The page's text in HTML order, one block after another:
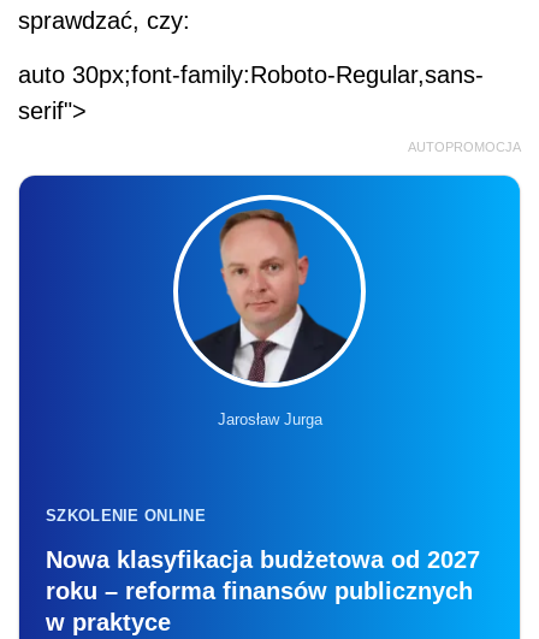
sprawdzać, czy:
auto 30px;font-family:Roboto-Regular,sans-
serif">
AUTOPROMOCJA
Jarosław Jurga
SZKOLENIE ONLINE
Nowa klasyfikacja budżetowa od 2027
roku – reforma finansów publicznych
w praktyce